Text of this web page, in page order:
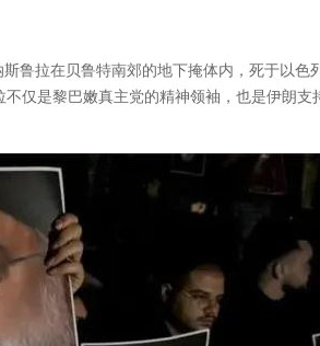
鲁拉在贝鲁特南郊的地下掩体内，死于以色
仅是黎巴嫩真主党的精神领袖，也是伊朗支